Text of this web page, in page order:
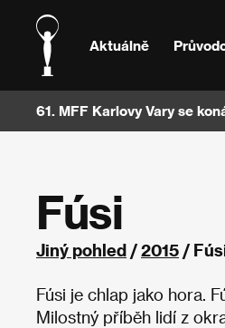
Aktuálně
61. MFF Karlovy Vary se
Fúsi
Jiný pohled /2015 /
Fúsi je chlap jako hora.
Milostný příběh lidí z